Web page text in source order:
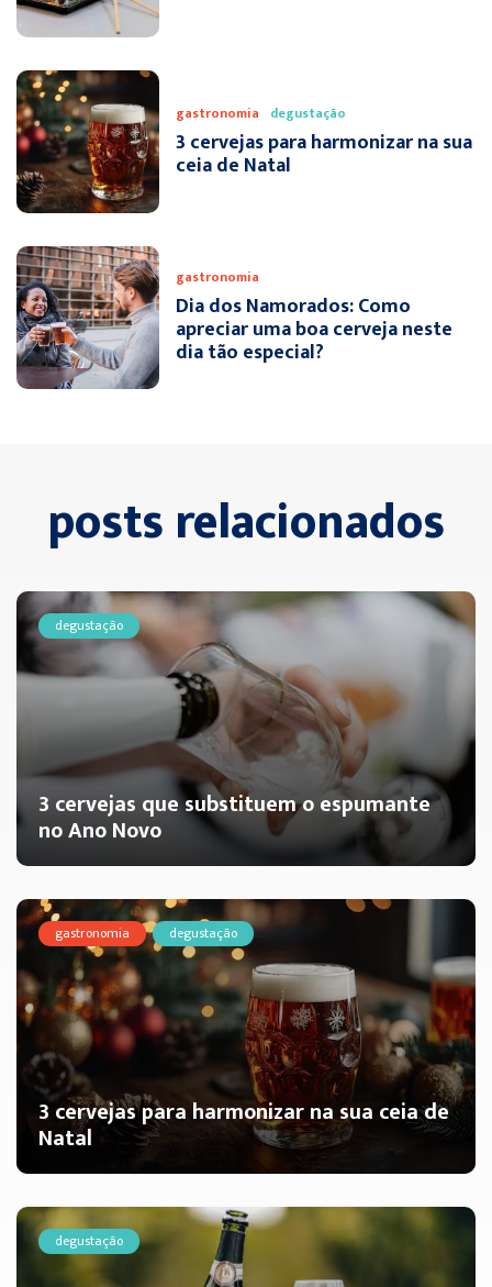
gastronomia degustação
3 cervejas para harmonizar na sua
ceia de Natal
gastronomia
Dia dos Namorados: Como
apreciar uma boa cerveja neste
dia tão especial?
posts relacionados
degustação
3 cervejas que substituem o espumante
no Ano Novo
gastronomia degustação
3 cervejas para harmonizar na sua ceia de
Natal
degustação